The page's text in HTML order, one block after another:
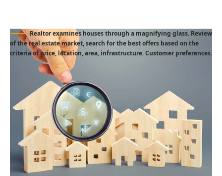
Realtor examines houses through a magnifying glass. Review
of the real estate market, search for the best offers based on the
criteria of price, location, area, infrastructure. Customer preferences.